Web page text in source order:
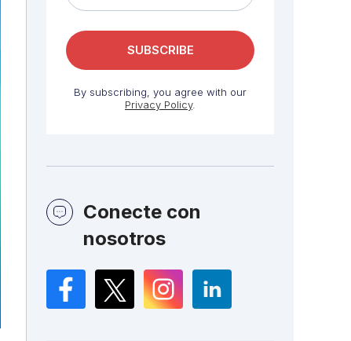
By subscribing, you agree with our
Privacy Policy.
Conecte con
nosotros
Facebook
TwitterInstagramLinkedIn